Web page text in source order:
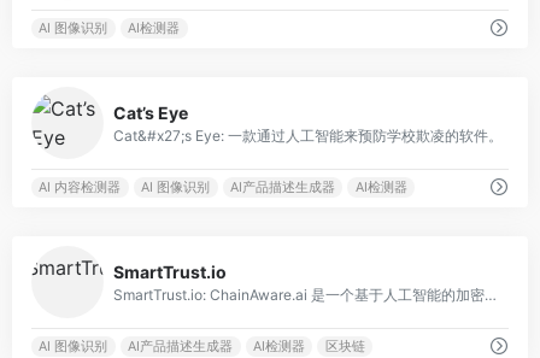
AI 图像识别 AI检测器
Cat’s Eye
Cat&#x27;s Eye: 一款通过人工智能来预防学校欺凌的软件。
AI 内容检测器 AI 图像识别 AI产品描述生成器 AI检测器
SmartTrust.io
SmartTrust.io: ChainAware.ai 是一个基于人工智能的加密钱包审计工具，使用人工智能来验证地址并检测欺诈。
AI 图像识别 AI产品描述生成器 AI检测器 区块链